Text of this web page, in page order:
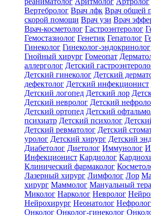
Вертебролог Врач лфк Врач общей
скорой помощи Врач узи Врач
Врач-косметолог Гастроэнтеролог
Гемостазиолог Генетик Гепатолог
Гинеколог Гинеколог-эндокринолог
Гнойный хирург Гомеопат
аллерголог Детский
Детский гинеколог Детский
дефектолог Детский инфекционист
Детский логопед Детский лор
Детский невролог Детский
Детский ортопед Детский
психиатр Детский психолог
Детский ревматолог Детский
уролог Детский хирург Детский
Диабетолог Диетолог Иммунолог
Инфекционист Кардиолог
Клинический фармаколог
Лазерный хирург Лимфолог Лор
хирург Маммолог Мануальный
Миколог Нарколог Невролог
Нейрохирург Неонатолог Нефролог
Онколог Онколог-гинеколог